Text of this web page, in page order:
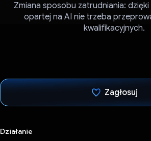
Zmiana sposobu zatrudniania:
opartej na AI nie trzeba
kwalifikacyjnych.
Zagłosuj
Działanie